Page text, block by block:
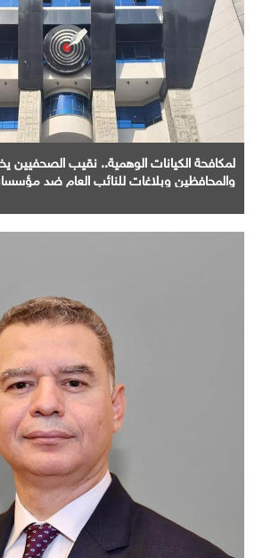
لمكافحة الكيانات الوهمية.. نقيب الصحفيين
والمحافظين وبلاغات للنائب العام ضد